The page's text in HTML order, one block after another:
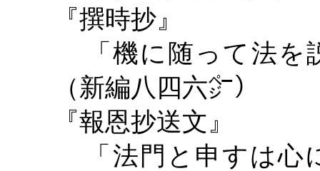
『撰時抄』
「機に随って法を
（新編八四六㌻）
『報恩抄送文』
「法門と申すは心